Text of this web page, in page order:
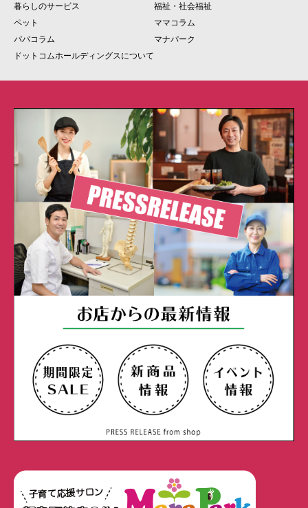
暮らしのサービス
福祉・社会福祉
ペット
ママコラム
パパコラム
マナパーク
ドットコムホールディングスについて